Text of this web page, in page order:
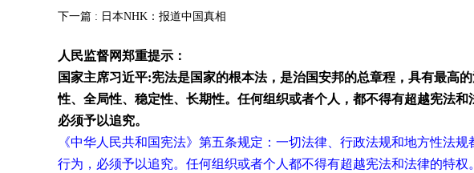
下一篇 : 日本NHK：报道中国真相
人民监督网郑重提示：
国家主席习近平:宪法是国家的根本法，是治国安邦的总章程，具有最高
性、全局性、稳定性、长期性。任何组织或者个人，都不得有超越宪法
必须予以追究。
《中华人民共和国宪法》第五条规定：一切法律、行政法规和地方性法
行为，必须予以追究。任何组织或者个人都不得有超越宪法和法律的特权。